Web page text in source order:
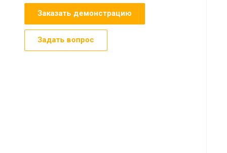
Заказать демонстрацию
Задать вопрос